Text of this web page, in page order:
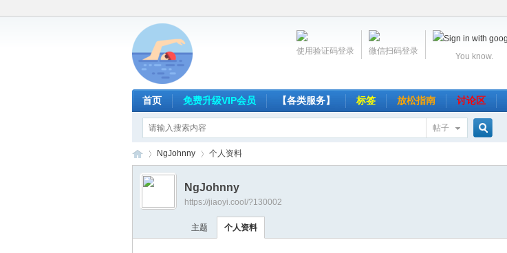
You know.
微信扫码登录
使用验证码登录
首页 免费升级VIP会员 【各类服务】 标签 放松指南 讨论区
帖子
›
NgJohnny 个人资料
NgJohnny
https://jiaoyi.cool/?130002
主题 个人资料